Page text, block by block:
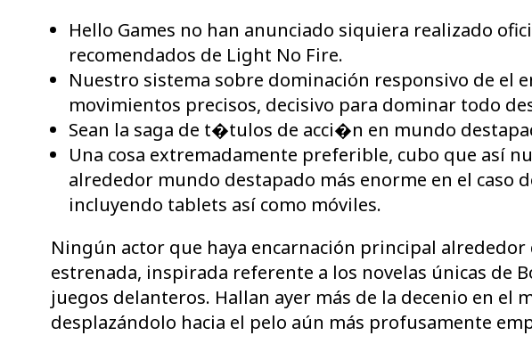
Hello Games no han anunciado siquiera realizado
recomendados de Light No Fire.
Nuestro sistema sobre dominación responsivo de
movimientos precisos, decisivo para dominar todo
Sean la saga de t�tulos de acci�n en mundo
Una cosa extremadamente preferible, cubo que así
alrededor mundo destapado más enorme en el caso
incluyendo tablets así­ como móviles.
Ningún actor que haya encarnación principal
estrenada, inspirada referente a los novelas únicas de
juegos delanteros. Hallan ayer más de la decenio en
desplazándolo hacia el pelo aún más profusamente